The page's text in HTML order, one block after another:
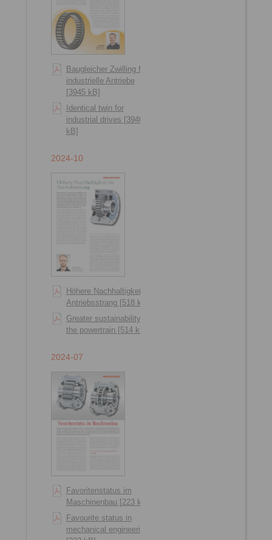
Baugleicher Zwilling für
industrielle Antriebe
[3945 kB]
Identical twin for
industrial drives [3940
kB]
2024-10
Höhere Nachhaltigkeit im
Antriebsstrang [518 kB]
Greater sustainability in
the powertrain [514 kB]
2024-07
Favoritenstatus im
Maschinenbau [223 kB]
Favourite status in
mechanical engineering